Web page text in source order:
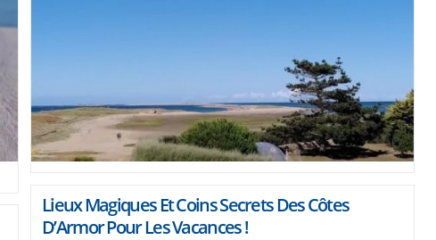
Lieux Magiques Et Coins Secrets Des Côtes
D’Armor Pour Les Vacances !